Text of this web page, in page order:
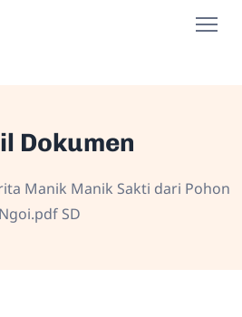
Dokumen
Manik Manik Sakti dari Pohon
Ngoi.pdf SD